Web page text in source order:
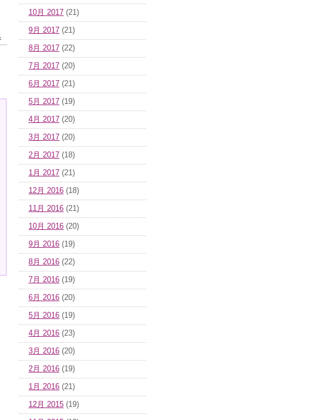
10月 2017 (21)
9月 2017 (21)
8月 2017 (22)
7月 2017 (20)
6月 2017 (21)
5月 2017 (19)
4月 2017 (20)
3月 2017 (20)
2月 2017 (18)
1月 2017 (21)
12月 2016 (18)
11月 2016 (21)
10月 2016 (20)
9月 2016 (19)
8月 2016 (22)
7月 2016 (19)
6月 2016 (20)
5月 2016 (19)
4月 2016 (23)
3月 2016 (20)
2月 2016 (19)
1月 2016 (21)
12月 2015 (19)